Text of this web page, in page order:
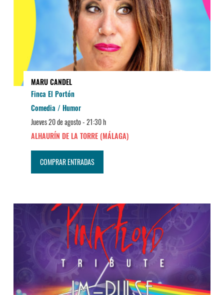
MARU CANDEL
Finca El Portón
Comedia / Humor
Jueves 20 de agosto -21:30 h
ALHAURÍN DE LA TORRE (MÁLAGA)
COMPRAR ENTRADAS